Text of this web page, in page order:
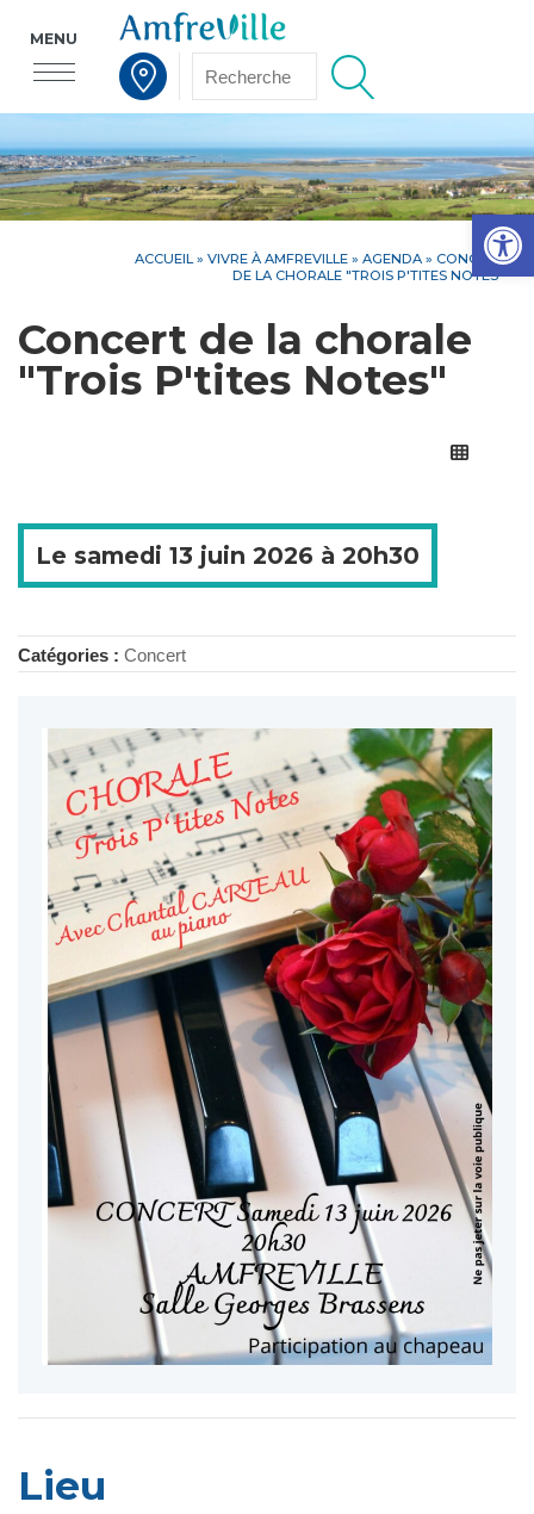
Voir la carte interactive
MENU
ACCUEIL » VIVRE À AMFREVILLE » AGENDA » CONCERT
DE LA CHORALE "TROIS P'TITES NOTES"
Concert de la chorale
"Trois P'tites Notes"
Le samedi 13 juin 2026 à 20h30
Catégories : Concert
Lieu